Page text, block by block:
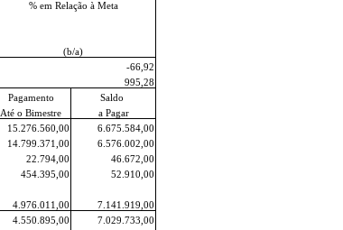
% em Relação à Meta
(b/a)
-66,92
995,28
Pagamento
Saldo
Até o Bimestre
a Pagar
15.276.560,00
6.675.584,00
14.799.371,00
6.576.002,00
22.794,00
46.672,00
454.395,00 52.910,00
4.976.011,00
7.141.919,00
4.550.895,00
7.029.733,00